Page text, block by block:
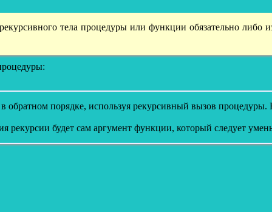
тела процедуры или функции обязательно либо
в обратном порядке, используя рекурсивный вызов
рекурсии будет сам аргумент функции, который следует